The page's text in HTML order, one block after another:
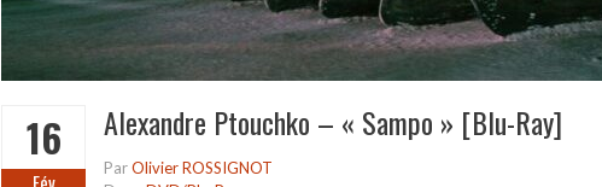
16 Alexandre Ptouchko – « Sampo » [Blu-Ray]
ParOlivier ROSSIGNOT